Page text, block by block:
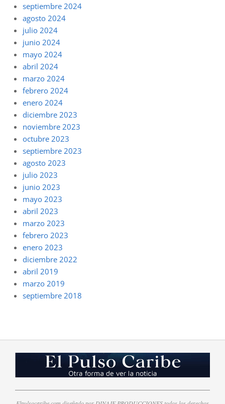
septiembre 2024
agosto 2024
julio 2024
junio 2024
mayo 2024
abril 2024
marzo 2024
febrero 2024
enero 2024
diciembre 2023
noviembre 2023
octubre 2023
septiembre 2023
agosto 2023
julio 2023
junio 2023
mayo 2023
abril 2023
marzo 2023
febrero 2023
enero 2023
diciembre 2022
abril 2019
marzo 2019
septiembre 2018